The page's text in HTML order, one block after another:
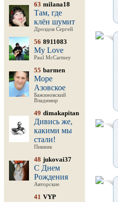
63 milana18
Там, где
клён шумит
Дроздов Сергей
56 8911083
My Love
Paul McCartney
55 barmen
Море
Азовское
Бажиновский
Владимир
49 dimakapitan
Дивись же,
какими мы
стали!
Пикник
48 jukovai37
С Днем
Рождения
Авторские
41 VYP